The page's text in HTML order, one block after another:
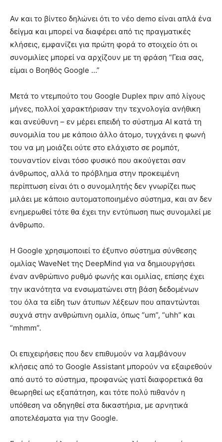
Αν και το βίντεο δηλώνει ότι το νέο demo είναι απλά ένα
δείγμα και μπορεί να διαφέρει από τις πραγματικές
κλήσεις, εμφανίζει για πρώτη φορά το στοιχείο ότι οι
συνομιλίες μπορεί να αρχίζουν με τη φράση “Γεια σας,
είμαι ο Βοηθός Google …”
Μετά το ντεμπούτο του Google Duplex πριν από λίγους
μήνες, πολλοί χαρακτήρισαν την τεχνολογία ανήθικη
και ανεύθυνη – εν μέρει επειδή το σύστημα AI κατά τη
συνομιλία του με κάποιο άλλο άτομο, τυγχάνει η φωνή
του να μη μοιάζει ούτε στο ελάχιστο σε ρομπότ,
τουναντίον είναι τόσο φυσικό που ακούγεται σαν
άνθρωπος, αλλά το πρόβλημα στην προκειμένη
περίπτωση είναι ότι ο συνομιλητής δεν γνωρίζει πως
μιλάει με κάποιο αυτοματοποιημένο σύστημα, και αν δεν
ενημερωθεί τότε θα έχει την εντύπωση πως συνομιλεί με
άνθρωπο.
Η Google χρησιμοποιεί το έξυπνο σύστημα σύνθεσης
ομιλίας WaveNet της DeepMind για να δημιουργήσει
έναν ανθρώπινο ρυθμό φωνής και ομιλίας, επίσης έχει
την ικανότητα να ενσωματώνει στη βάση δεδομένων
του όλα τα είδη των άτυπων λέξεων που απαντώνται
συχνά στην ανθρώπινη ομιλία, όπως “um”, “uhh” και
“mhmm”.
Οι επιχειρήσεις που δεν επιθυμούν να λαμβάνουν
κλήσεις από το Google Assistant μπορούν να εξαιρεθούν
από αυτό το σύστημα, προφανώς γιατί διαφορετικά θα
θεωρηθεί ως εξαπάτηση, και τότε πολύ πιθανόν η
υπόθεση να οδηγηθεί στα δικαστήρια, με αρνητικά
αποτελέσματα για την Google.